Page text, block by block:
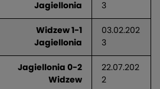
Jagiellonia
3
Widzew 1-1
Jagiellonia
03.02.202
3
Jagiellonia 0-2
Widzew
22.07.202
2